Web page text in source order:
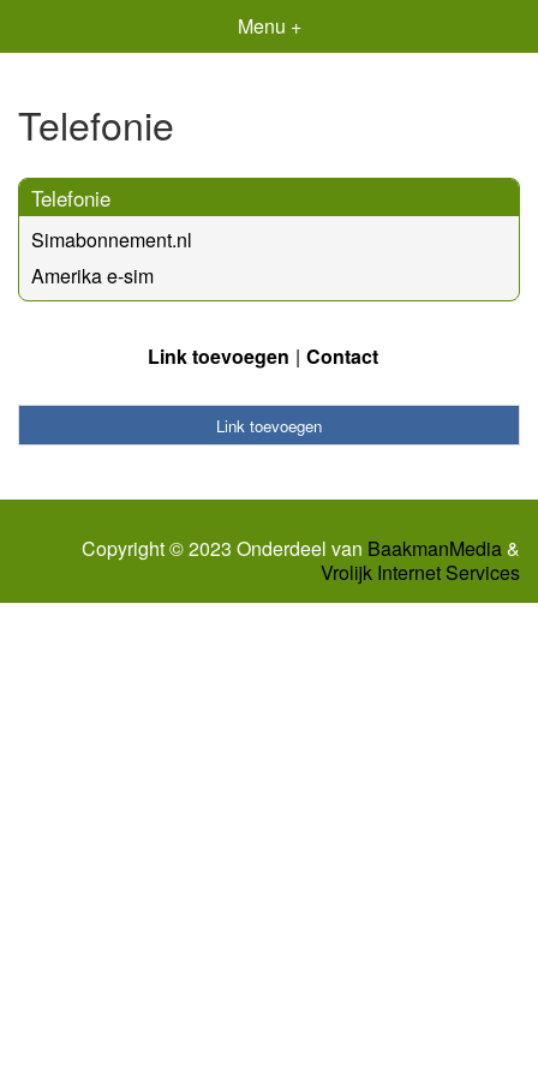
Menu +
Telefonie
Telefonie
Simabonnement.nl
Amerika e-sim
Link toevoegen Contact
Link toevoegen
Copyright © 2023 Onderdeel van BaakmanMedia&
Vrolijk Internet Services